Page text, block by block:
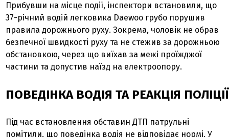
Прибувши на місце події, інспектори встановили, що
37-річний водій легковика Daewoo грубо порушив
правила дорожнього руху. Зокрема, чоловік не обрав
безпечної швидкості руху та не стежив за дорожньою
обстановкою, через що виїхав за межі проїжджої
частини та допустив наїзд на електроопору.
ПОВЕДІНКА ВОДІЯ ТА РЕАКЦІЯ ПОЛІЦІЇ
Під час встановлення обставин ДТП патрульні
помітили, що поведінка водія не відповідає нормі. У